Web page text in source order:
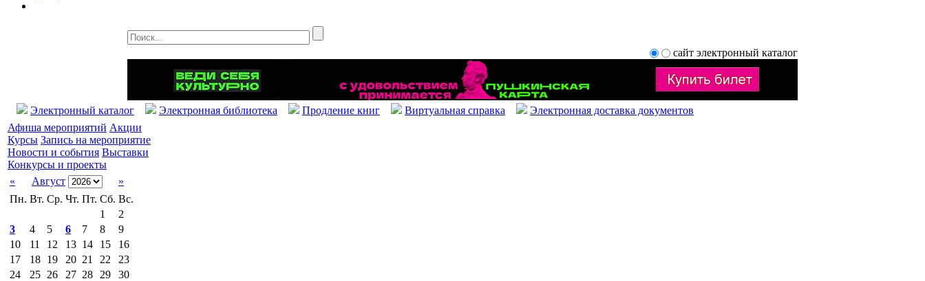
сайт электронный каталог
Электронный каталог Электронная библиотека Продление книг Виртуальная справка
Электронная доставка документов
Афиша мероприятий Акции
Курсы Запись на мероприятие
Новости и события Выставки
Конкурсы и проекты
«
Август
»
Пн. Вт. Ср. Чт. Пт. Сб. Вс.
1
2
3
4 5 6 7 8
9
10
11 12 13 14 15
16
17
18 19 20 21 22
23
24
25 26 27 28 29
30